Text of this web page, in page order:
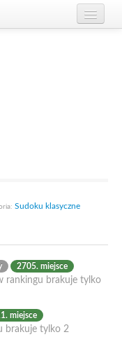
Sudoku klasyczne
2705. miejsce
rankingu brakuje tylko
miejsce
brakuje tylko 2